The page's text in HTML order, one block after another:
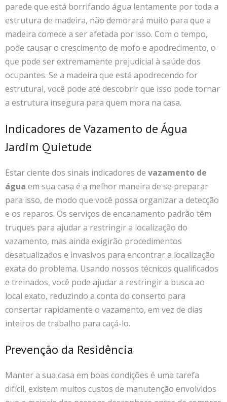
parede que está borrifando água lentamente por toda a
estrutura de madeira, não demorará muito para que a
madeira comece a ser afetada por isso. Com o tempo,
pode causar o crescimento de mofo e apodrecimento, o
que pode ser extremamente prejudicial à saúde dos
ocupantes. Se a madeira que está apodrecendo for
estrutural, você pode até descobrir que isso pode tornar
a estrutura insegura para quem mora na casa.
Indicadores de Vazamento de Água
Jardim Quietude
Estar ciente dos sinais indicadores de vazamento de
água em sua casa é a melhor maneira de se preparar
para isso, de modo que você possa organizar a detecção
e os reparos. Os serviços de encanamento padrão têm
truques para ajudar a restringir a localização do
vazamento, mas ainda exigirão procedimentos
desatualizados e invasivos para encontrar a localização
exata do problema. Usando nossos técnicos qualificados
e treinados, você pode ajudar a restringir a busca ao
local exato, reduzindo a conta do conserto para
consertar rapidamente o vazamento, em vez de dias
inteiros de trabalho para caçá-lo.
Prevenção da Residência
Manter a sua casa em boas condições é uma tarefa
difícil, existem muitos custos de manutenção envolvidos